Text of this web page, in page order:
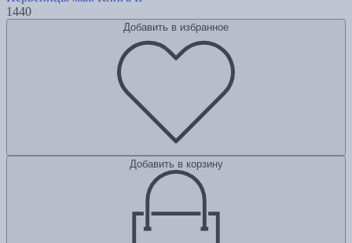
1440
Добавить в избранное
Добавить в корзину